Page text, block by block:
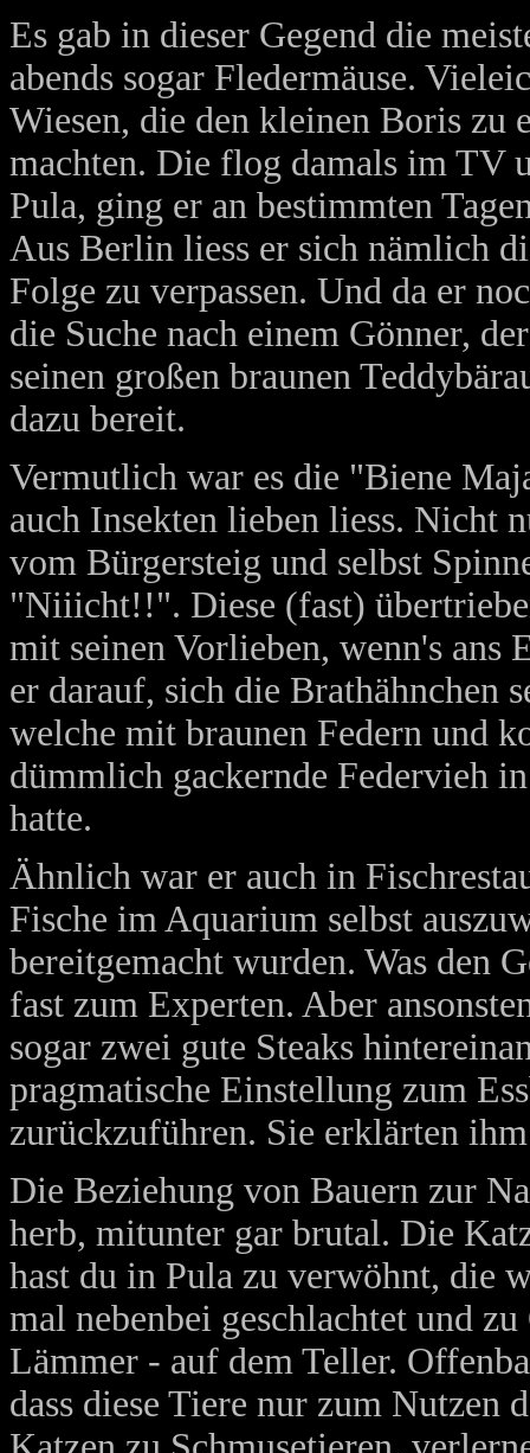
Es gab in dieser Gegend die
abends sogar Fledermäuse.
Wiesen, die den kleinen Boris zu
machten. Die flog damals im TV
Pula, ging er an bestimmten
Aus Berlin liess er sich nämlich
Folge zu verpassen. Und da er
die Suche nach einem Gönner,
seinen großen braunen
dazu bereit.
Vermutlich war es die "Biene
auch Insekten lieben liess. Nicht
vom Bürgersteig und selbst
"Niiicht!!". Diese (fast)
mit seinen Vorlieben, wenn's ans
er darauf, sich die Brathähnchen
welche mit braunen Federn und
dümmlich gackernde Federvieh
hatte.
Ähnlich war er auch in
Fische im Aquarium selbst
bereitgemacht wurden. Was den
fast zum Experten. Aber
sogar zwei gute Steaks
pragmatische Einstellung zum
zurückzuführen. Sie erklärten
Die Beziehung von Bauern zur
herb, mitunter gar brutal. Die
hast du in Pula zu verwöhnt, die
mal nebenbei geschlachtet und
Lämmer - auf dem Teller.
dass diese Tiere nur zum Nutzen